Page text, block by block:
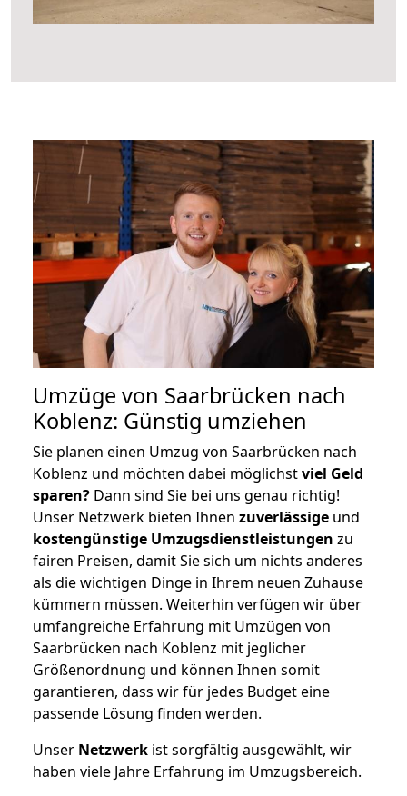
Umzüge von Saarbrücken nach
Koblenz: Günstig umziehen
Sie planen einen Umzug von Saarbrücken nach
Koblenz und möchten dabei möglichstviel Geld
sparen? Dann sind Sie bei uns genau richtig!
Unser Netzwerk bieten Ihnen zuverlässige und
kostengünstige Umzugsdienstleistungen zu
fairen Preisen, damit Sie sich um nichts anderes
als die wichtigen Dinge in Ihrem neuen Zuhause
kümmern müssen. Weiterhin verfügen wir über
umfangreiche Erfahrung mit Umzügen von
Saarbrücken nach Koblenz mit jeglicher
Größenordnung und können Ihnen somit
garantieren, dass wir für jedes Budget eine
passende Lösung finden werden.
Unser Netzwerk ist sorgfältig ausgewählt, wir
haben viele Jahre Erfahrung im Umzugsbereich.